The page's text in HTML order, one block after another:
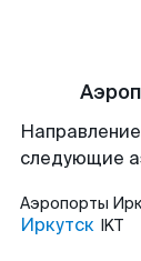
следующие
Аэропорты
Иркутск IKT